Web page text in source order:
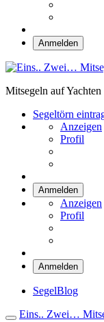
Anmelden
Mitsegeln auf
Segeltörn
Anzeigen
Profil
Anmelden
Anzeigen
Profil
Anmelden
SegelBlog
Eins.. Zwei…